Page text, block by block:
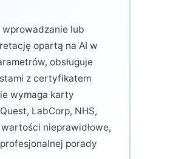
lub
opartą na AI w
obsługuje
z certyfikatem
wymaga karty
LabCorp, NHS,
nieprawidłowe,
porady